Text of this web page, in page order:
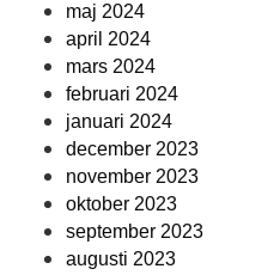
maj 2024
april 2024
mars 2024
februari 2024
januari 2024
december 2023
november 2023
oktober 2023
september 2023
augusti 2023